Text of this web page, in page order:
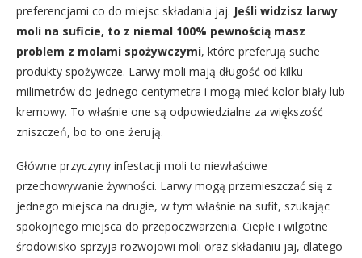
preferencjami co do miejsc składania jaj. Jeśli widzisz larwy
moli na suficie, to z niemal 100% pewnością masz
problem z molami spożywczymi, które preferują suche
produkty spożywcze. Larwy moli mają długość od kilku
milimetrów do jednego centymetra i mogą mieć kolor biały lub
kremowy. To właśnie one są odpowiedzialne za większość
zniszczeń, bo to one żerują.
Główne przyczyny infestacji moli to niewłaściwe
przechowywanie żywności. Larwy mogą przemieszczać się z
jednego miejsca na drugie, w tym właśnie na sufit, szukając
spokojnego miejsca do przepoczwarzenia. Ciepłe i wilgotne
środowisko sprzyja rozwojowi moli oraz składaniu jaj, dlatego